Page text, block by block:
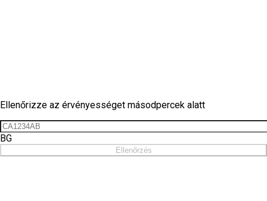
Ellenőrizze az érvényességet másodpercek alatt
BG
Ellenőrzés